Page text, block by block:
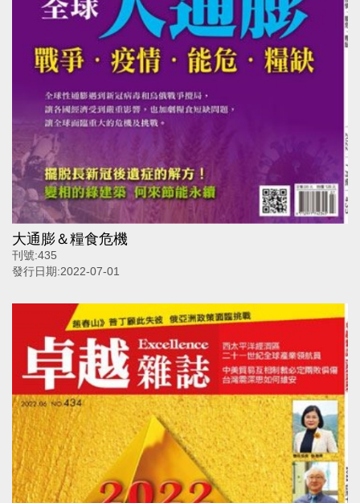
大通膨＆糧食危機
刊號:435
發行日期:2022-07-01